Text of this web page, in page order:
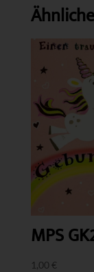
MPS
1,00 €